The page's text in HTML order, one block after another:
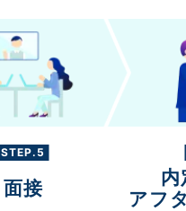
STEP.5
面接
内
アフ